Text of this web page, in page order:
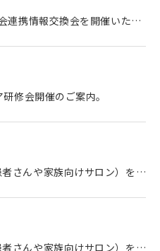
第6回中津市民病院と地域医師会連携情報交換会を開催いたしました。
修会開催のご案内。
家族向けサロン）を開催します。
家族向けサロン）を開催します。